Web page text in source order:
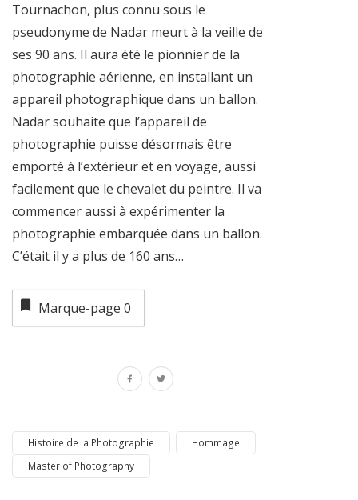
Tournachon, plus connu sous le
pseudonyme de Nadar meurt à la veille de
ses 90 ans. Il aura été le pionnier de la
photographie aérienne, en installant un
appareil photographique dans un ballon.
Nadar souhaite que l’appareil de
photographie puisse désormais être
emporté à l’extérieur et en voyage, aussi
facilement que le chevalet du peintre. Il va
commencer aussi à expérimenter la
photographie embarquée dans un ballon.
C’était il y a plus de 160 ans…
Marque-page 0
Histoire de la Photographie
Hommage
Master of Photography